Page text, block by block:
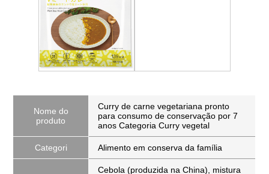
Nome do
produto
Curry de carne vegetariana pronto
para consumo de conservação por 7
anos Categoria Curry vegetal
Categori Alimento em conserva da família
Cebola (produzida na China), mistura